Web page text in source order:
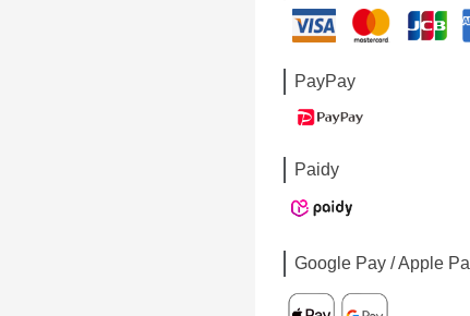
PayPay
Paidy
Google Pay / Apple